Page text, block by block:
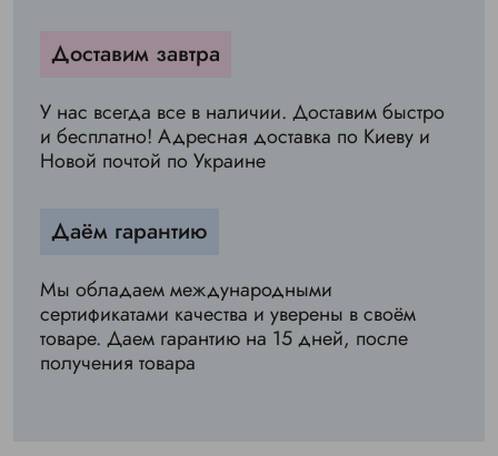
Доставим завтра
У нас всегда все в наличии. Доставим быстро
и бесплатно! Адресная доставка по Киеву и
Новой почтой по Украине
Даём гарантию
Мы обладаем международными
сертификатами качества и уверены в своём
товаре. Даем гарантию на 15 дней, после
получения товара